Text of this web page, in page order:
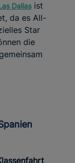
Dalias ist
da es All-
Star
die